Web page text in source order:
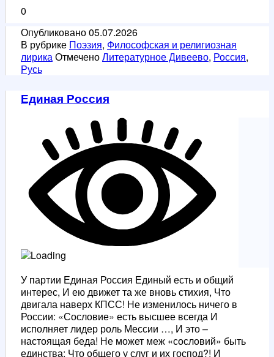
0
Опубликовано05.07.2026
В рубрике Поэзия, Философская и религиозная
лирикаОтмеченоЛитературное Дивеево, Россия,
Русь
Единая Россия
У партии Единая Россия Единый есть и общий
интерес, И ею движет та же вновь стихия, Что
двигала наверх КПСС! Не изменилось ничего в
России: «Сословие» есть высшее всегда И
исполняет лидер роль Мессии …, И это –
настоящая беда! Не может меж «сословий» быть
единства: Что общего у слуг и их господ?! И